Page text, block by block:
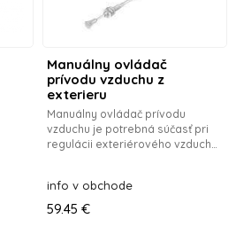
Manuálny ovládač
prívodu vzduchu z
exterieru
Manuálny ovládač prívodu
vzduchu je potrebná súčasť pri
regulácii exteriérového vzduchu
info v obchode
59.45 €